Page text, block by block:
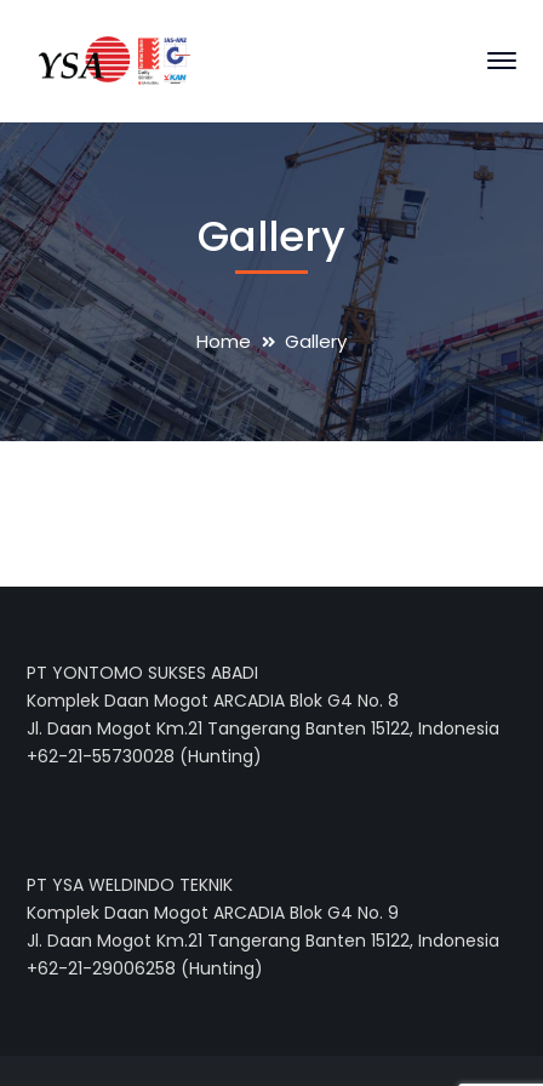
Gallery
Home Gallery
PT YONTOMO SUKSES ABADI
Komplek Daan Mogot ARCADIA Blok G4 No. 8
Jl. Daan Mogot Km.21 Tangerang Banten 15122, Indonesia
+62-21-55730028 (Hunting)
PT YSA WELDINDO TEKNIK
Komplek Daan Mogot ARCADIA Blok G4 No. 9
Jl. Daan Mogot Km.21 Tangerang Banten 15122, Indonesia
+62-21-29006258 (Hunting)